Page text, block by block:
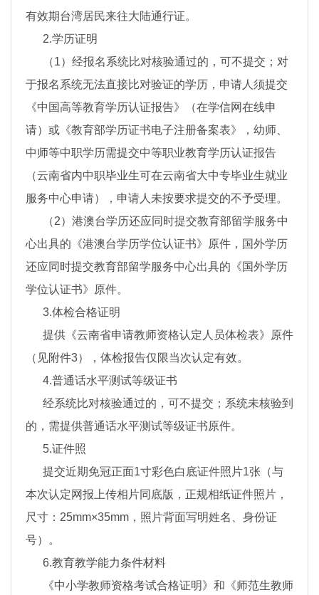
有效期台湾居民来往大陆通行证。
2.学历证明
（1）经报名系统比对核验通过的，可不提交；对
于报名系统无法直接比对验证的学历，申请人须提交
《中国高等教育学历认证报告》（在学信网在线申
请）或《教育部学历证书电子注册备案表》，幼师、
中师等中职学历需提交中等职业教育学历认证报告
（云南省内中职毕业生可在云南省大中专毕业生就业
服务中心申请），申请人未按要求提交的不予受理。
（2）港澳台学历还应同时提交教育部留学服务中
心出具的《港澳台学历学位认证书》原件，国外学历
还应同时提交教育部留学服务中心出具的《国外学历
学位认证书》原件。
3.体检合格证明
提供《云南省申请教师资格认定人员体检表》原件
（见附件3），体检报告仅限当次认定有效。
4.普通话水平测试等级证书
经系统比对核验通过的，可不提交；系统未核验到
的，需提供普通话水平测试等级证书原件。
5.证件照
提交近期免冠正面1寸彩色白底证件照片1张（与
本次认定网报上传相片同底版，正规相纸证件照片，
尺寸：25mm×35mm，照片背面写明姓名、身份证
号）。
6.教育教学能力条件材料
《中小学教师资格考试合格证明》和《师范生教师